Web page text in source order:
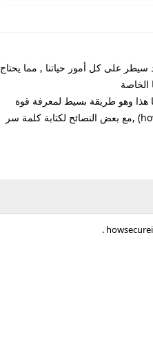
سيطر على كل أمور حياتنا , مما يحتاج
هذا وهو طريقة بسيط لمعرفة قوة
كلمة السر الخاصة بالمستخدم عن طريق الموقع الرائع (howsecureismypassword.net) ,مع بعض النصائح لكتابة كلمة سر